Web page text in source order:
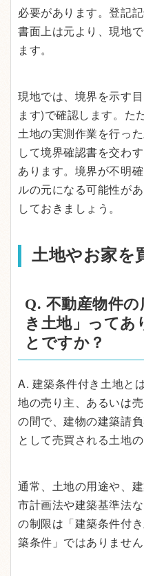
必要があります。登記
書面上は元より、現地
ます。
現地では、境界を示す
ます)で確認します。た
土地の実測作業を行っ
して境界確認書を交わ
あります。境界が不明
ルの元になる可能性が
しておきましょう。
土地やお家を
Q. 不動産物件
き土地」ってあ
とですか？
A. 建築条件付き土地と
地の売り主、あるいは
の間で、建物の建築請
として売買される土地
通常、土地の用途や、
市計画法や建築基準法
の制限は「建築条件付
築条件」ではありません